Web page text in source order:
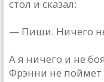
стол и сказал:
— Пиши. Ничего
А я ничего и не
Фрэнни не